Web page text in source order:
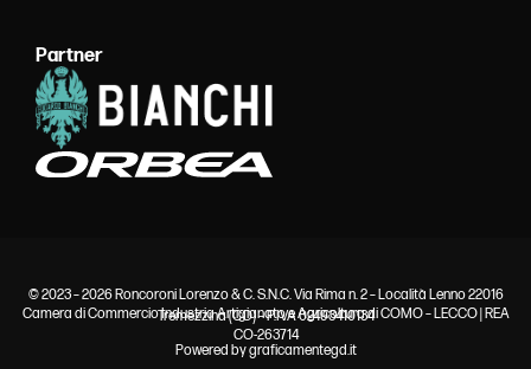
Partner
© 2023 – 2026 Roncoroni Lorenzo & C. S.N.C. Via Rima n. 2 – Località Lenno 22016
Tremezzina (CO) – P.IVA 02493410134
Camera di Commercio Industria Artigianato e Agricoltura di COMO – LECCO | REA
CO-263714
Powered bygraficamentegd.it